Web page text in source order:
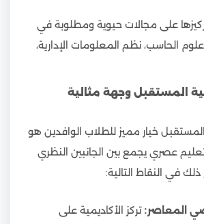
على مجالات حيوية ومطلوبة في
الحاسب، نظم المعلومات الإدارية،
المستقبل وجهة مثالية
خيار مميز للطلاب الوافدين هو
عصري يجمع بين الجانبين النظري
في النقاط التالية:
المعاصر:تركز الأكاديمية على